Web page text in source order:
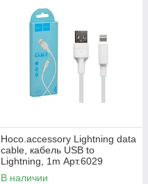
Hoco.accessory Lightning data
cable, кабель USB to
Lightning, 1m Арт.6029
В наличии